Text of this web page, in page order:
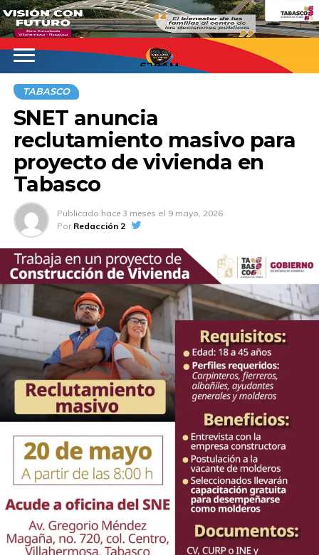
620AM
TABASCO
SNET anuncia
reclutamiento masivo para
proyecto de vivienda en
Tabasco
Publicado hace 3 meses el 9 mayo, 2026
Por Redacción 2